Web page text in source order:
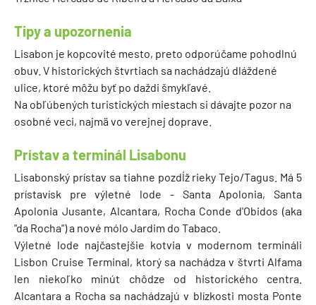
Tipy a upozornenia
Lisabon je kopcovité mesto, preto odporúčame pohodlnú
obuv. V historických štvrtiach sa nachádzajú dláždené
ulice, ktoré môžu byť po daždi šmykľavé.
Na obľúbených turistických miestach si dávajte pozor na
osobné veci, najmä vo verejnej doprave.
Prístav a terminál Lisabonu
Lisabonský prístav sa tiahne pozdĺž rieky Tejo/Tagus. Má 5
prístavísk pre výletné lode - Santa Apolonia, Santa
Apolonia Jusante, Alcantara, Rocha Conde d'Obidos (aka
"da Rocha") a nové mólo Jardim do Tabaco.
Výletné lode najčastejšie kotvia v modernom termináli
Lisbon Cruise Terminal, ktorý sa nachádza v štvrti Alfama
len niekoľko minút chôdze od historického centra.
Alcantara a Rocha sa nachádzajú v blízkosti mosta Ponte